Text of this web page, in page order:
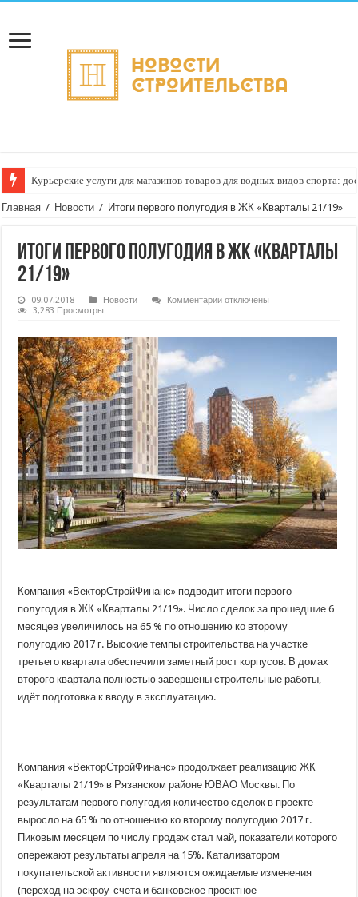
Курьерские услуги для магазинов товаров для водных видов спорта:
Как настроить автоматическое формирование рейтинга курьеров по
Главная / Новости / Итоги первого полугодия в ЖК «Кварталы 21/19»
Итоги первого полугодия в ЖК «Кварталы
21/19»
09.07.2018 Новости Комментариик
ЖК
отключены
3,283 Просмотры
Компания «ВекторСтройФинанс» подводит итоги первого
полугодия в ЖК «Кварталы 21/19». Число сделок за прошедшие 6
месяцев увеличилось на 65 % по отношению ко второму
полугодию 2017 г. Высокие темпы строительства на участке
третьего квартала обеспечили заметный росткорпусов. В домах
второго квартала полностью завершены строительные работы,
идёт подготовка к вводу в эксплуатацию.
Компания «ВекторСтройФинанс» продолжает реализацию ЖК
«Кварталы 21/19» в Рязанском районе ЮВАО Москвы. По
результатам первого полугодия количество сделок в проекте
выросло на 65 % по отношению ко второму полугодию 2017 г.
Пиковым месяцем по числу продаж стал май, показатели которого
опережают результаты апреля на 15%. Катализатором
покупательской активности являются ожидаемые изменения
(переход на эскроу-счета и банковское проектное